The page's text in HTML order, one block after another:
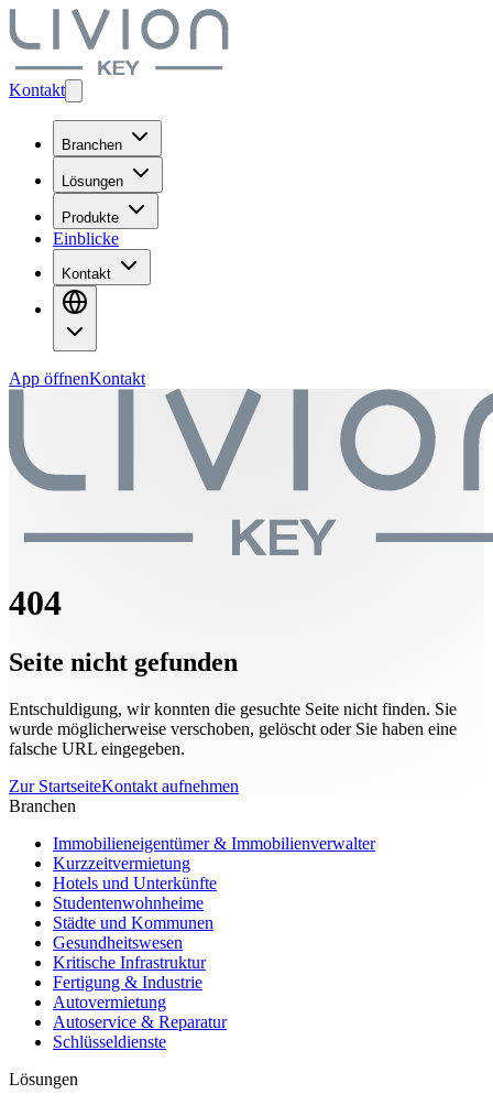
Kontakt
Branchen
Lösungen
Produkte
Einblicke
Kontakt
App öffnenKontakt
404
Seite nicht gefunden
Entschuldigung, wir konnten die gesuchte Seite nicht finden. Sie
wurde möglicherweise verschoben, gelöscht oder Sie haben eine
falsche URL eingegeben.
Zur StartseiteKontakt aufnehmen
Branchen
Immobilieneigentümer & Immobilienverwalter
Kurzzeitvermietung
Hotels und Unterkünfte
Studentenwohnheime
Städte und Kommunen
Gesundheitswesen
Kritische Infrastruktur
Fertigung & Industrie
Autovermietung
Autoservice & Reparatur
Schlüsseldienste
Lösungen